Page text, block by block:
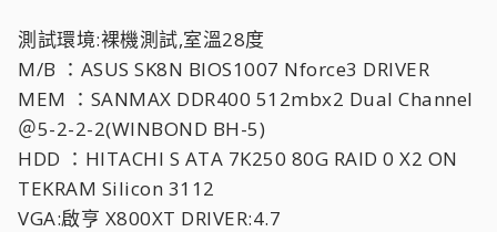
測試環境:裸機測試,室溫28度
M/B ：ASUS SK8N BIOS1007 Nforce3 DRIVER
MEM ：SANMAX DDR400 512mbx2 Dual Channel
＠5-2-2-2(WINBOND BH-5)
HDD ：HITACHI S ATA 7K250 80G RAID 0 X2 ON
TEKRAM Silicon 3112
VGA:啟亨 X800XT DRIVER:4.7